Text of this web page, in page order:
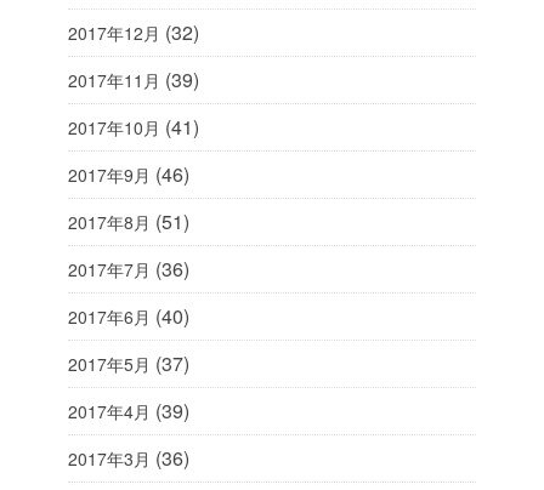
2017年12月 (32)
2017年11月 (39)
2017年10月 (41)
2017年9月 (46)
2017年8月 (51)
2017年7月 (36)
2017年6月 (40)
2017年5月 (37)
2017年4月 (39)
2017年3月 (36)